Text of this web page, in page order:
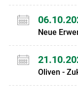
Neue
Oliven -